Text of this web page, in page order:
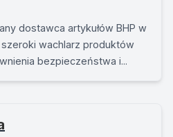
dostawca artykułów BHP w
wachlarz produktów
bezpieczeństwa i...